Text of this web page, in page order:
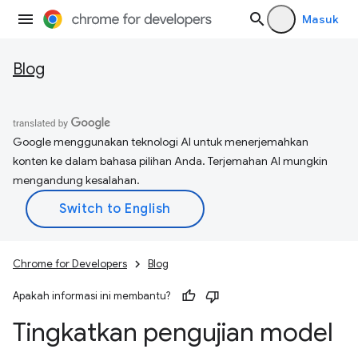
Masuk
Blog
Google menggunakan teknologi AI untuk menerjemahkan
konten ke dalam bahasa pilihan Anda. Terjemahan AI mungkin
mengandung kesalahan.
Chrome for Developers Blog
Apakah informasi ini membantu?
Tingkatkan pengujian model